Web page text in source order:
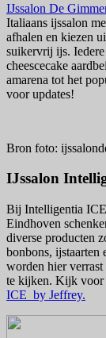
IJssalon De
Italiaans ijssalon
afhalen en kiezen
suikervrij ijs.
cheescecake
amarena tot het
voor updates!
Bron foto:
IJssalon
​Bij Intelligentia
Eindhoven
diverse producten
bonbons, ijstaarten
worden hier verrast
te kijken. Kijk voor
ICE by Jeffrey.